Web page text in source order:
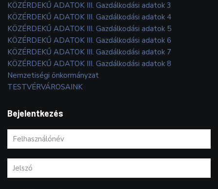
KÖZÉRDEKŰ ADATOK III. Gazdálkodási adatok 3
KÖZÉRDEKŰ ADATOK III. Gazdálkodási adatok 4
KÖZÉRDEKŰ ADATOK III. Gazdálkodási adatok 5
KÖZÉRDEKŰ ADATOK III. Gazdálkodási adatok 6
KÖZÉRDEKŰ ADATOK III. Gazdálkodási adatok 7
KÖZÉRDEKŰ ADATOK III. Gazdálkodási adatok 8
Nemzetiségi önkormányzat
TESTVÉRVÁROSAINK
Bejelentkezés